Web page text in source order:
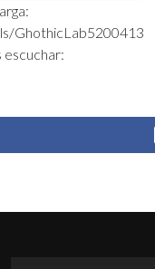
GhothicLab5200413
escuchar: